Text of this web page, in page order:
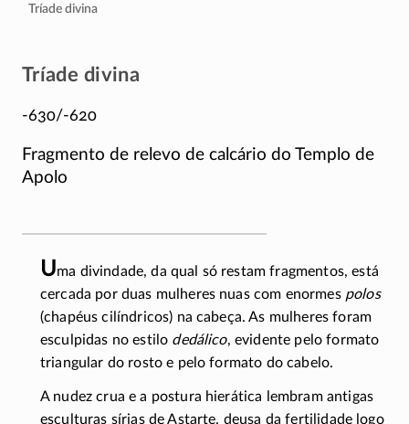
Tríade divina
Tríade divina
-630/-620
Fragmento de relevo de calcário do Templo de
Apolo
Uma divindade, da qual só restam fragmentos, está
cercada por duas mulheres nuas com enormes polos
(chapéus cilíndricos) na cabeça. As mulheres foram
esculpidas no estilo dedálico, evidente pelo formato
triangular do rosto e pelo formato do cabelo.
A nudez crua e a postura hierática lembram antigas
esculturas sírias de Astarte, deusa da fertilidade logo